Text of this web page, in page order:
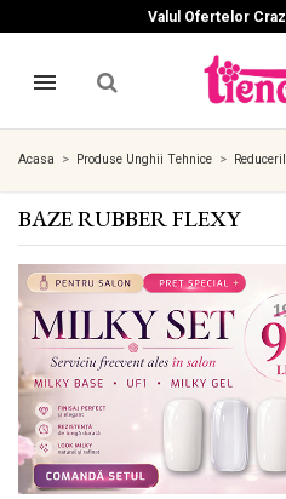
Valul Ofertelor
Acasa Produse Unghii Tehnice
BAZE RUBBER FLEXY